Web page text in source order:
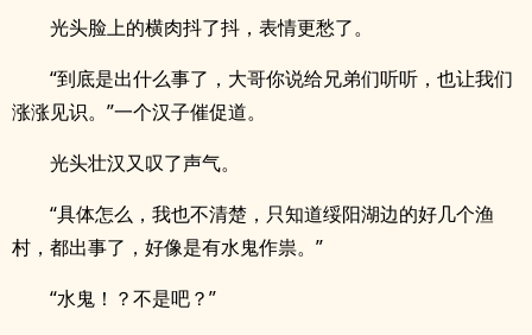
光头脸上的横肉抖了抖，表情更愁了。
“到底是出什么事了，大哥你说给兄弟们听听，也让我们
涨涨见识。”一个汉子催促道。
光头壮汉又叹了声气。
“具体怎么，我也不清楚，只知道绥阳湖边的好几个渔
村，都出事了，好像是有水鬼作祟。”
“水鬼！？不是吧？”